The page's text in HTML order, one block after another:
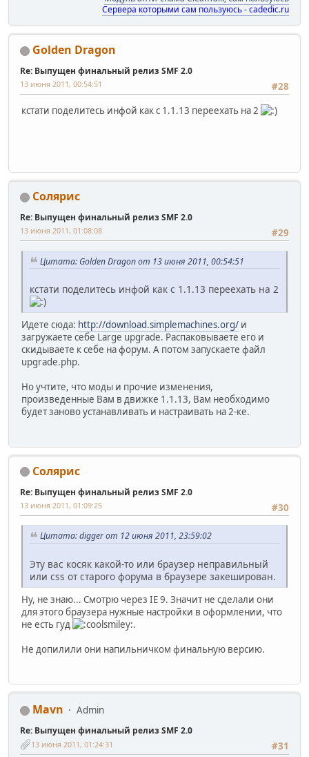
Сервера которыми сам пользуюсь - cadedic.ru
Golden Dragon
Re: Выпущен финальный релиз SMF 2.0
#28
13 июня 2011, 00:54:51
кстати поделитесь инфой как с 1.1.13 переехать на 2
Солярис
Re: Выпущен финальный релиз SMF 2.0
#29
13 июня 2011, 01:08:08
Цитата: Golden Dragon от 13 июня 2011, 00:54:51
кстати поделитесь инфой как с 1.1.13 переехать на 2
Идете сюда: http://download.simplemachines.org/ и
загружаете себе Large upgrade. Распаковываете его и
скидываете к себе на форум. А потом запускаете файл
upgrade.php.
Но учтите, что моды и прочие изменения,
произведенные Вам в движке 1.1.13, Вам необходимо
будет заново устанавливать и настраивать на 2-ке.
Солярис
Re: Выпущен финальный релиз SMF 2.0
#30
13 июня 2011, 01:09:25
Цитата: digger от 12 июня 2011, 23:59:02
Эту вас косяк какой-то или браузер неправильный
или css от старого форума в браузере закеширован.
Ну, не знаю... Смотрю через IE 9. Значит не сделали они
для этого браузера нужные настройки в оформлении, что
не есть гуд
.
Не допилили они напильничком финальную версию.
Mavn Admin
Re: Выпущен финальный релиз SMF 2.0
#31
13 июня 2011, 01:24:31